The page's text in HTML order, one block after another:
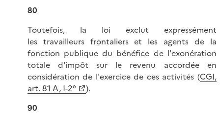
80
Toutefois, la loi exclut expressément
les travailleurs frontaliers et les agents de la
fonction publique du bénéfice de l'exonération
totale d'impôt sur le revenu accordée en
considération de l'exercice de ces activités (CGI,
art. 81 A, I-2°
).
90